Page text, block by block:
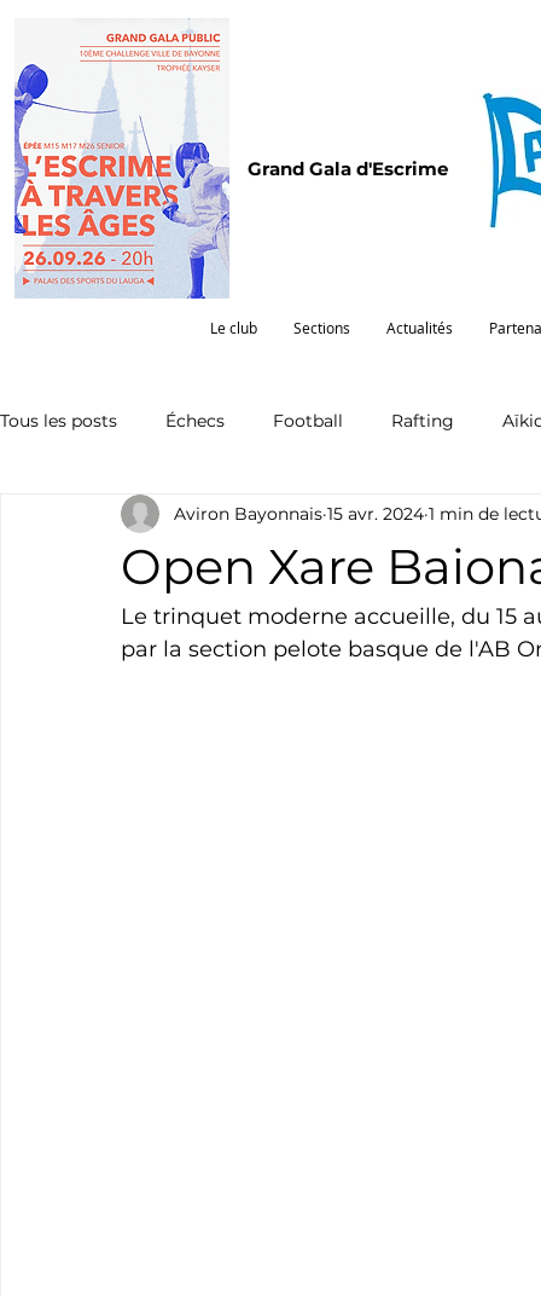
Grand Gala d'Escrime
Le club Sections Actualités
Tous les posts Échecs Football Rafting
Omnisports Partenariat Pelote Pentathlon
Natation Tennis Triathlon
Open Xare
Aviron Bayonnais 15 avr. 2024 1 min de
Le trinquet moderne accueille, du 15
par la section pelote basque de l'AB